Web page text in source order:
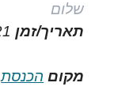
שלום
תאריך/זמן20/12/2021
מקום הכנסת